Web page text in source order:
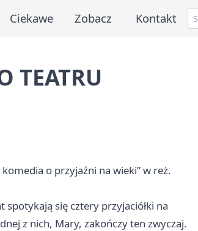
Ciekawe Zobacz Kontakt
TEATRU
komedia o przyjaźni na wieki” w reż.
spotykają się cztery przyjaciółki na
z nich, Mary, zakończy ten zwyczaj.